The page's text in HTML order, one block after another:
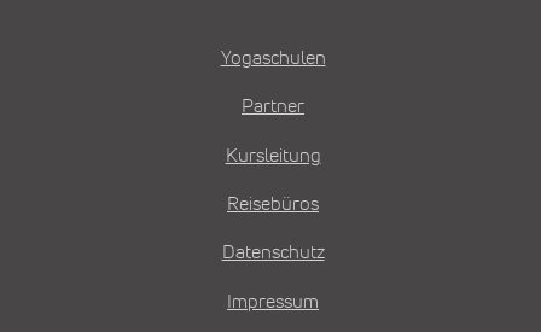
Yogaschulen
Partner
Kursleitung
Reisebüros
Datenschutz
Impressum